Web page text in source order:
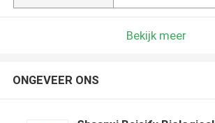
Bekijk meer
ONGEVEER ONS